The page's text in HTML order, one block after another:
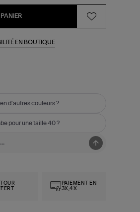
EN BOUTIQUE
d'autres couleurs ?
pour une taille 40 ?
PAIEMENT EN
3X,4X